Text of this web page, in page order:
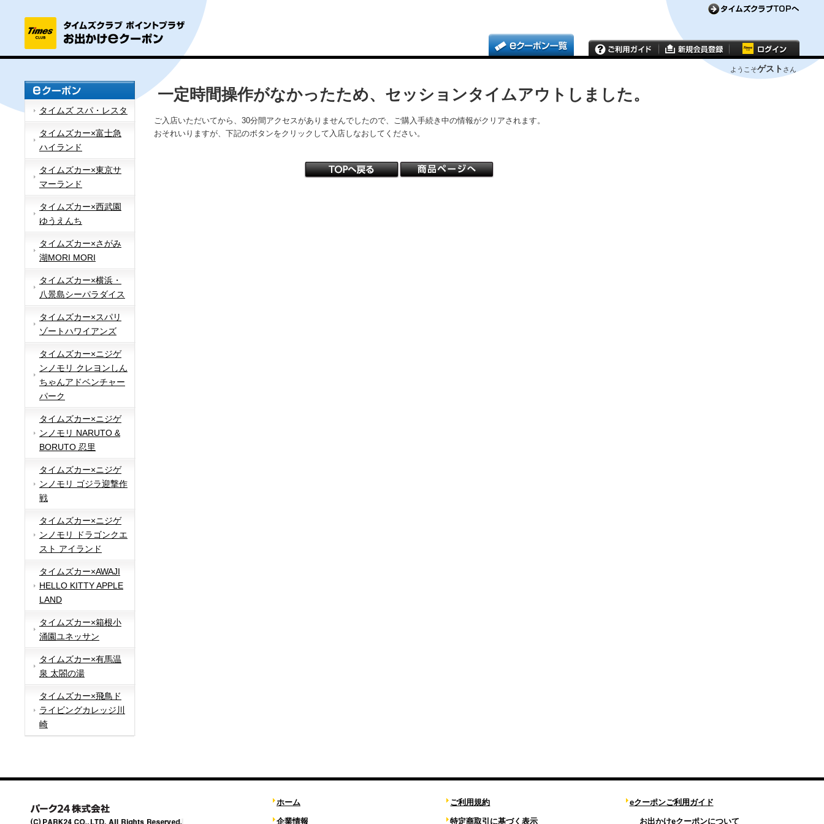
ようこそゲスト さん
タイムズ スパ・レスタ
タイムズカー×富士急
ハイランド
タイムズカー×東京サ
マーランド
タイムズカー×西武園
ゆうえんち
タイムズカー×さがみ
湖MORI MORI
タイムズカー×横浜・
八景島シーパラダイス
タイムズカー×スパリ
ゾートハワイアンズ
タイムズカー×ニジゲ
ンノモリ クレヨンしん
ちゃんアドベンチャー
パーク
タイムズカー×ニジゲ
ンノモリ NARUTO &
BORUTO 忍里
タイムズカー×ニジゲ
ンノモリ ゴジラ迎撃作
戦
タイムズカー×ニジゲ
ンノモリ ドラゴンクエ
スト アイランド
タイムズカー×AWAJI
HELLO KITTY APPLE
LAND
タイムズカー×箱根小
涌園ユネッサン
タイムズカー×有馬温
泉 太閤の湯
タイムズカー×飛鳥ド
ライビングカレッジ川
崎
一定時間操作がなかったため、セッションタイムアウトしました。
ご入店いただいてから、30分間アクセスがありませんでしたので、ご購入手続き中の情報がクリアされます。
おそれいりますが、下記のボタンをクリックして入店しなおしてください。
ホーム
企業情報
ご利用規約
特定商取引に基づく表示
eクーポンご利用ガイド
お出かけeクーポンについて